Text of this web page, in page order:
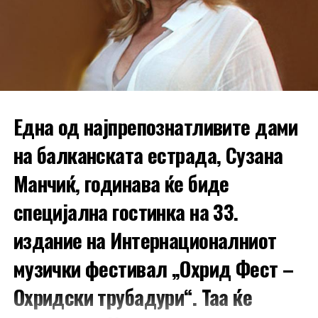
Етно, џез и фламенко – сабота, 6
септември
Во сабота, базарот продолжува од 14:00 часот, а
Една од најпрепознатливите дами
на балканската естрада, Сузана
Манчиќ, годинава ќе биде
специјална гостинка на 33.
издание на Интернационалниот
музички фестивал „Охрид Фест –
Охридски трубадури“. Таа ќе